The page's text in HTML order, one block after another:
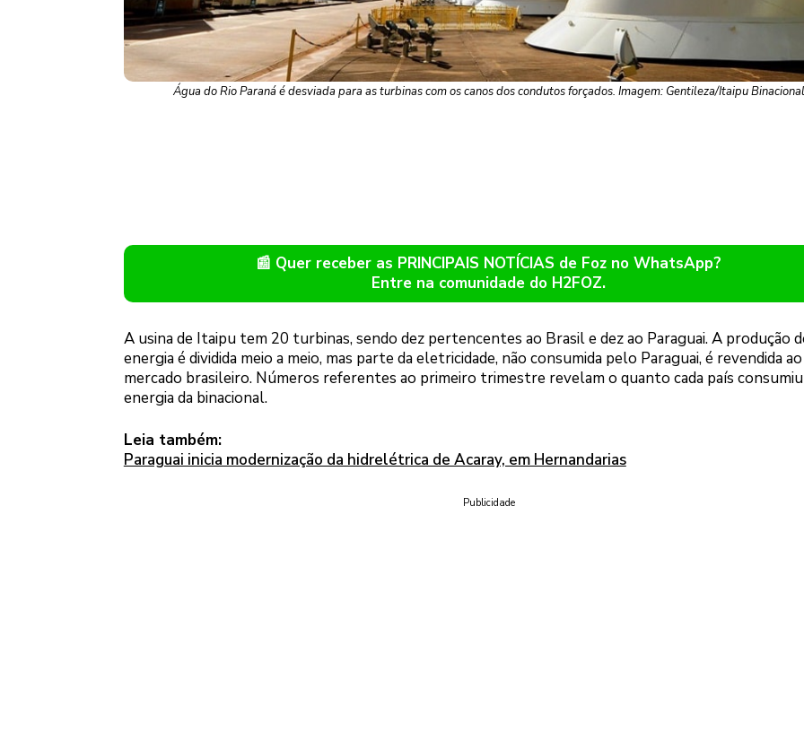
Água do Rio Paraná é desviada para as turbinas com os canos dos condutos forçados. Imagem: Gentileza/Itaipu Binacional
📰 Quer receber as PRINCIPAIS NOTÍCIAS de Foz no WhatsApp?
Entre na comunidade do H2FOZ.
A usina de Itaipu tem 20 turbinas, sendo dez pertencentes ao Brasil e dez ao Paraguai. A produção
energia é dividida meio a meio, mas parte da eletricidade, não consumida pelo Paraguai, é revendida ao
mercado brasileiro. Números referentes ao primeiro trimestre revelam o quanto cada país
energia da binacional.
Leia também:
Paraguai inicia modernização da hidrelétrica de Acaray, em Hernandarias
Publicidade